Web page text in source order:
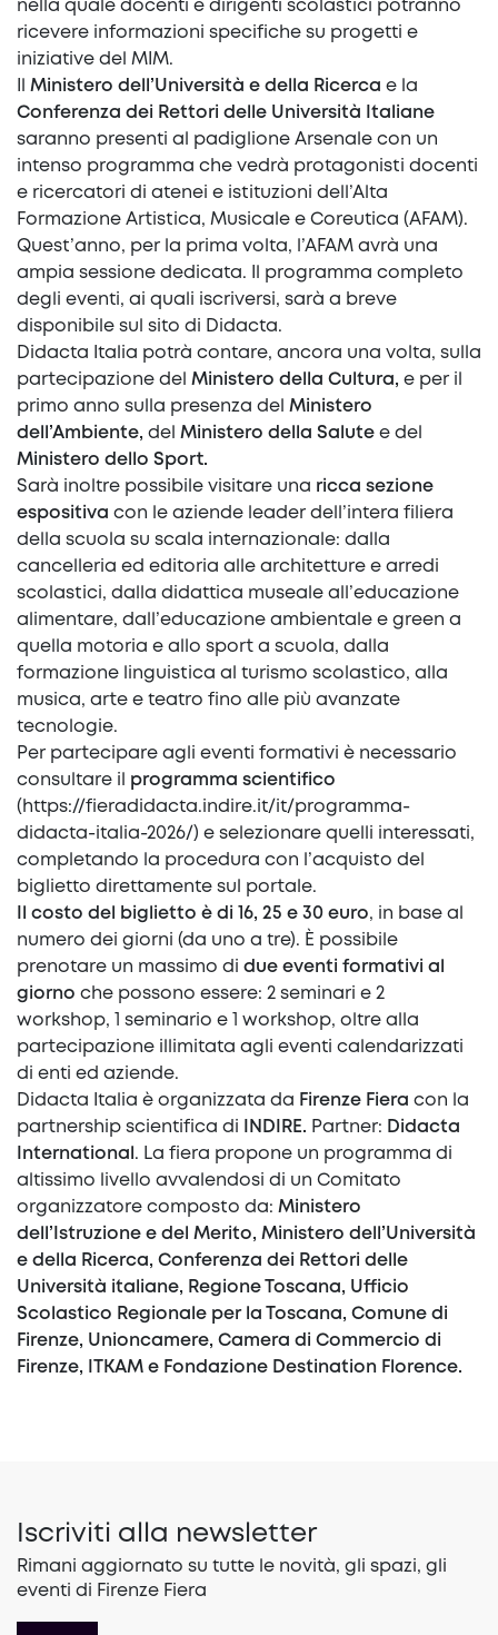
nella quale docenti e dirigenti scolastici potranno
ricevere informazioni specifiche su progetti e
iniziative del MIM.
Ministero dell’Università e della Ricerca e la
Conferenza dei Rettori delle Università Italiane
saranno presenti al padiglione Arsenale con un
intenso programma che vedrà protagonisti docenti
e ricercatori di atenei e istituzioni dell’Alta
Formazione Artistica, Musicale e Coreutica (AFAM).
Quest’anno, per la prima volta, l’AFAM avrà una
ampia sessione dedicata. Il programma completo
degli eventi, ai quali iscriversi, sarà a breve
disponibile sul sito di Didacta.
Didacta Italia potrà contare, ancora una volta, sulla
partecipazione del Ministero della Cultura, e per il
primo anno sulla presenza del Ministero
dell’Ambiente, del Ministero della Salute e del
Ministero dello Sport.
Sarà inoltre possibile visitare una ricca sezione
espositiva con le aziende leader dell’intera filiera
della scuola su scala internazionale: dalla
cancelleria ed editoria alle architetture e arredi
scolastici, dalla didattica museale all’educazione
alimentare, dall’educazione ambientale e green a
quella motoria e allo sport a scuola, dalla
formazione linguistica al turismo scolastico, alla
musica, arte e teatro fino alle più avanzate
tecnologie.
Per partecipare agli eventi formativi è necessario
consultare il programma scientifico
( https://fieradidacta.indire.it/it/programma-
didacta-italia-2026/) e selezionare quelli interessati,
completando la procedura con l’acquisto del
biglietto direttamente sul portale.
Il costo del biglietto è di 16, 25 e 30 euro, in base al
numero dei giorni (da uno a tre). È possibile
prenotare un massimo di due eventi formativi al
giorno che possono essere: 2 seminari e 2
workshop, 1 seminario e 1 workshop, oltre alla
partecipazione illimitata agli eventi calendarizzati
di enti ed aziende.
Didacta Italia è organizzata da Firenze Fiera con la
partnership scientifica di
INDIRE. Partner: Didacta
International . La fiera propone un programma di
altissimo livello avvalendosi di un Comitato
organizzatore composto da: Ministero
dell’Istruzione e del Merito, Ministero dell’Università
e della Ricerca, Conferenza dei Rettori delle
Università italiane, Regione Toscana, Ufficio
Scolastico Regionale per la Toscana, Comune di
Firenze, Unioncamere, Camera di Commercio di
Firenze, ITKAM e Fondazione Destination Florence.
Iscriviti alla newsletter
Rimani aggiornato su tutte le novità, gli spazi, gli
eventi di Firenze Fiera